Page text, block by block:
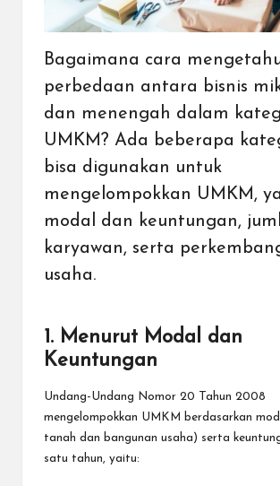
Bagaimana cara
perbedaan antara bisnis
dan menengah dalam
UMKM? Ada beberapa
bisa digunakan untuk
mengelompokkan UMKM,
modal dan keuntungan,
karyawan, serta
usaha.
1. Menurut Modal dan
Keuntungan
Undang-Undang Nomor 20 Tahun 2008
mengelompokkan UMKM berdasarkan
tanah dan bangunan usaha) serta
satu tahun, yaitu: